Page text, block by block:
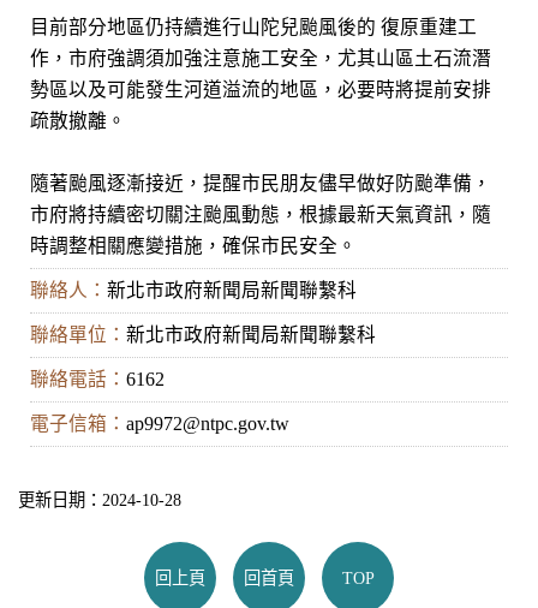
目前部分地區仍持續進行山陀兒颱風後的 復原重建工
作，市府強調須加強注意施工安全，尤其山區土石流潛
勢區以及可能發生河道溢流的地區，必要時將提前安排
疏散撤離。
隨著颱風逐漸接近，提醒市民朋友儘早做好防颱準備，
市府將持續密切關注颱風動態，根據最新天氣資訊，隨
時調整相關應變措施，確保市民安全。
聯絡人： 新北市政府新聞局新聞聯繫科
聯絡單位： 新北市政府新聞局新聞聯繫科
聯絡電話： 6162
電子信箱： ap9972@ntpc.gov.tw
更新日期：2024-10-28
回上頁 回首頁 TOP